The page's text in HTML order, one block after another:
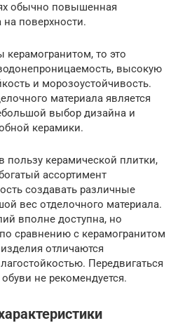
обычно повышенная
на поверхности.
керамогранитом, то это
высокую
и морозоустойчивость.
материала является
выбор дизайна и
керамики.
пользу керамической плитки,
ассортимент
создавать различные
вес отделочного материала.
вполне доступна, но
сравнению с керамогранитом
отличаются
Передвигаться
не рекомендуется.